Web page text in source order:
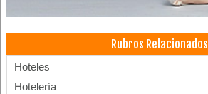
Rubros Relacionados
Hoteles
Hotelería